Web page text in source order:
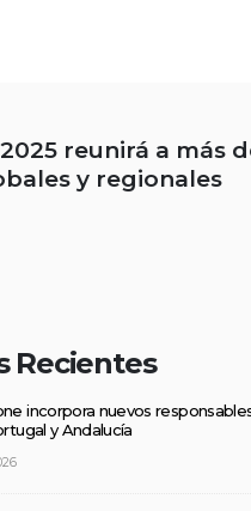
reunirá a más
y regionales
Recientes
incorpora nuevos
y Andalucía